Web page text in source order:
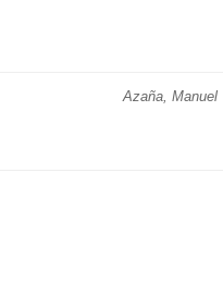
Azaña, Manuel